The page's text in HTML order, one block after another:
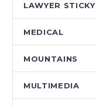
LAWYER STICKY
MEDICAL
MOUNTAINS
MULTIMEDIA